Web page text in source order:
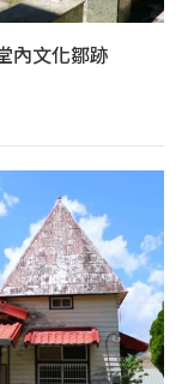
內文化鄒跡